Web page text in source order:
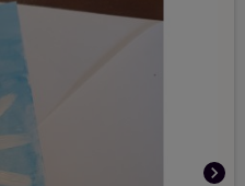
chevron_right